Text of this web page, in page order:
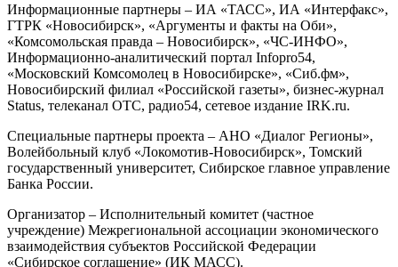
Информационные партнеры – ИА «ТАСС», ИА «Интерфакс»,
ГТРК «Новосибирск», «Аргументы и факты на Оби»,
«Комсомольская правда – Новосибирск», «ЧС-ИНФО»,
Информационно-аналитический портал Infopro54,
«Московский Комсомолец в Новосибирске», «Сиб.фм»,
Новосибирский филиал «Российской газеты», бизнес-журнал
Status, телеканал ОТС, радио54, сетевое издание IRK.ru.
Специальные партнеры проекта – АНО «Диалог Регионы»,
Волейбольный клуб «Локомотив-Новосибирск», Томский
государственный университет, Сибирское главное управление
Банка России.
Организатор – Исполнительный комитет (частное
учреждение) Межрегиональной ассоциации экономического
взаимодействия субъектов Российской Федерации
«Сибирское соглашение» (ИК МАСС).